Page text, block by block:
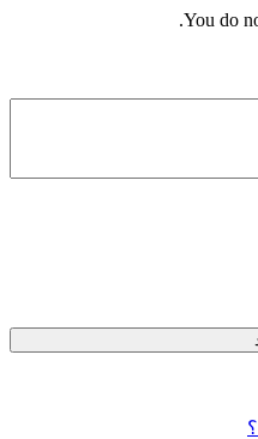
You do